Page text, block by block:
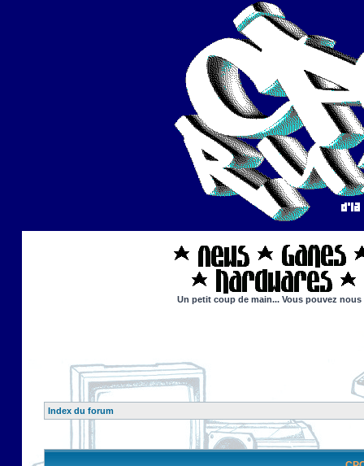
Un petit coup de main... Vous pouvez
Index du forum